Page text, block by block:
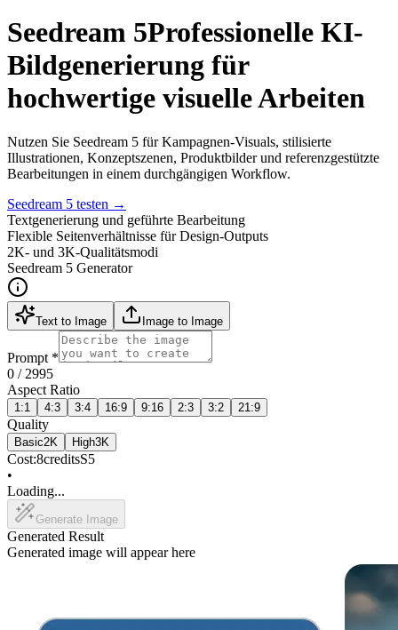
Seedream 5Professionelle KI-
Bildgenerierung für
hochwertige visuelle Arbeiten
Nutzen Sie Seedream 5 für Kampagnen-Visuals, stilisierte
Illustrationen, Konzeptszenen, Produktbilder und referenzgestützte
Bearbeitungen in einem durchgängigen Workflow.
Seedream 5 testen →
Textgenerierung und geführte Bearbeitung
Flexible Seitenverhältnisse für Design-Outputs
2K- und 3K-Qualitätsmodi
Seedream 5 Generator
Text to Image Image to Image
Prompt *
0 / 2995
Aspect Ratio
1:1 4:3 3:4 16:9 9:16 2:3 3:2 21:9
Quality
Basic2K High3K
Cost:8creditsS5
•
Loading...
Generate Image
Generated Result
Generated image will appear here